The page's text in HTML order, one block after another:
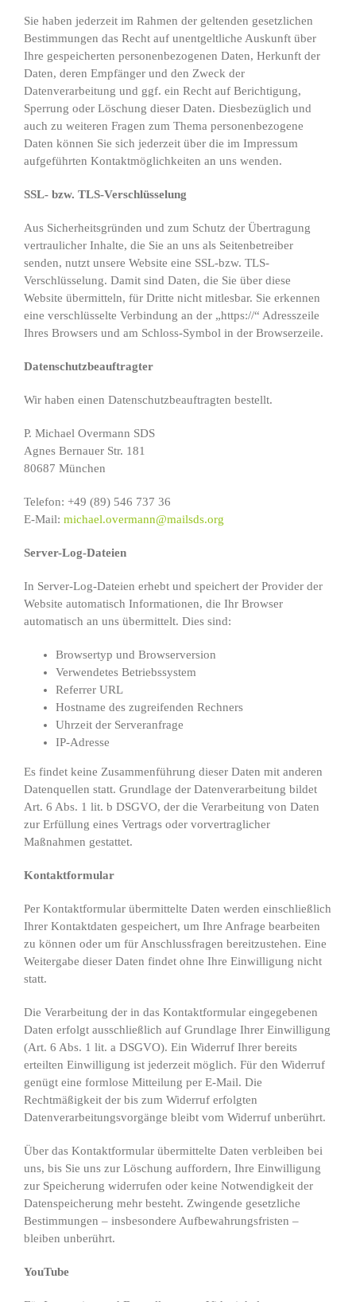
Sie haben jederzeit im Rahmen der geltenden gesetzlichen
Bestimmungen das Recht auf unentgeltliche Auskunft über
Ihre gespeicherten personenbezogenen Daten, Herkunft der
Daten, deren Empfänger und den Zweck der
Datenverarbeitung und ggf. ein Recht auf Berichtigung,
Sperrung oder Löschung dieser Daten. Diesbezüglich und
auch zu weiteren Fragen zum Thema personenbezogene
Daten können Sie sich jederzeit über die im Impressum
aufgeführten Kontaktmöglichkeiten an uns wenden.
SSL- bzw. TLS-Verschlüsselung
Aus Sicherheitsgründen und zum Schutz der Übertragung
vertraulicher Inhalte, die Sie an uns als Seitenbetreiber
senden, nutzt unsere Website eine SSL-bzw. TLS-
Verschlüsselung. Damit sind Daten, die Sie über diese
Website übermitteln, für Dritte nicht mitlesbar. Sie erkennen
eine verschlüsselte Verbindung an der „https://“ Adresszeile
Ihres Browsers und am Schloss-Symbol in der Browserzeile.
Datenschutzbeauftragter
Wir haben einen Datenschutzbeauftragten bestellt.
P. Michael Overmann SDS
Agnes Bernauer Str. 181
80687 München
Telefon: +49 (89) 546 737 36
E-Mail: michael.overmann@mailsds.org
Server-Log-Dateien
In Server-Log-Dateien erhebt und speichert der Provider der
Website automatisch Informationen, die Ihr Browser
automatisch an uns übermittelt. Dies sind:
Browsertyp und Browserversion
Verwendetes Betriebssystem
Referrer URL
Hostname des zugreifenden Rechners
Uhrzeit der Serveranfrage
IP-Adresse
Es findet keine Zusammenführung dieser Daten mit anderen
Datenquellen statt. Grundlage der Datenverarbeitung bildet
Art. 6 Abs. 1 lit. b DSGVO, der die Verarbeitung von Daten
zur Erfüllung eines Vertrags oder vorvertraglicher
Maßnahmen gestattet.
Kontaktformular
Per Kontaktformular übermittelte Daten werden einschließlich
Ihrer Kontaktdaten gespeichert, um Ihre Anfrage bearbeiten
zu können oder um für Anschlussfragen bereitzustehen. Eine
Weitergabe dieser Daten findet ohne Ihre Einwilligung nicht
statt.
Die Verarbeitung der in das Kontaktformular eingegebenen
Daten erfolgt ausschließlich auf Grundlage Ihrer Einwilligung
(Art. 6 Abs. 1 lit. a DSGVO). Ein Widerruf Ihrer bereits
erteilten Einwilligung ist jederzeit möglich. Für den Widerruf
genügt eine formlose Mitteilung per E-Mail. Die
Rechtmäßigkeit der bis zum Widerruf erfolgten
Datenverarbeitungsvorgänge bleibt vom Widerruf unberührt.
Über das Kontaktformular übermittelte Daten verbleiben bei
uns, bis Sie uns zur Löschung auffordern, Ihre Einwilligung
zur Speicherung widerrufen oder keine Notwendigkeit der
Datenspeicherung mehr besteht. Zwingende gesetzliche
Bestimmungen – insbesondere Aufbewahrungsfristen –
bleiben unberührt.
YouTube